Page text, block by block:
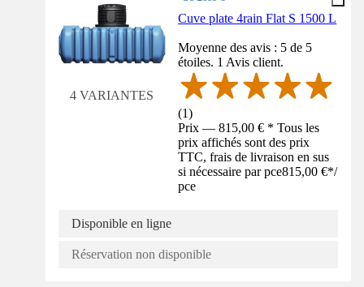
4 VARIANTES
Cuve plate 4rain Flat S 1500 L
Moyenne des avis : 5 de 5
étoiles. 1 Avis client.
(1)
Prix — 815,00 € * Tous les
prix affichés sont des prix
TTC, frais de livraison en sus
si nécessaire par pce815,00 €*/
pce
Disponible en ligne
Réservation non disponible